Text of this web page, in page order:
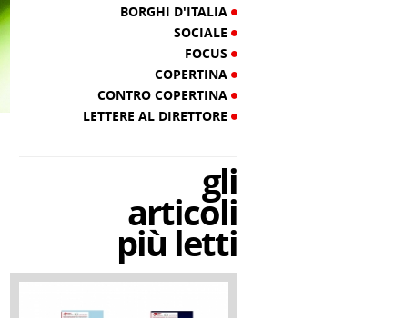
BORGHI D'ITALIA
SOCIALE
FOCUS
COPERTINA
CONTRO COPERTINA
LETTERE AL DIRETTORE
gli
articoli
più letti